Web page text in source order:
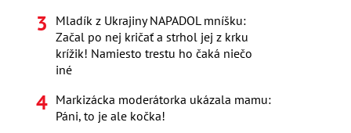
Mladík z Ukrajiny NAPADOL mníšku:
Začal po nej kričať a strhol jej z krku
krížik! Namiesto trestu ho čaká niečo
iné
Markizácka moderátorka ukázala mamu:
Páni, to je ale kočka!